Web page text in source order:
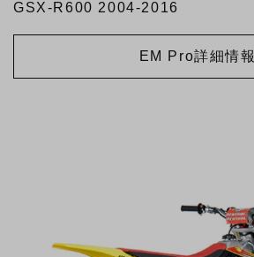
GSX-R600 2004-2016
EM Pro詳細情報